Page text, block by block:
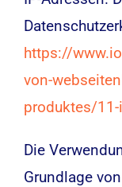
https://
von-
produktes/
Die
Grundlage